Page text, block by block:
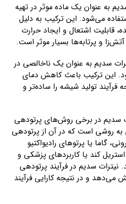
به عنوان یک ماده موثر در تهیه
می‌شود. این ترکیب به دلیل
قابلیت اشتعال و ایجاد حرارت
آتش‌زا و پرتابه‌ها بسیار موثر است.
سدیم به عنوان یک ناخالصی در
این ترکیب باعث کاهش دمای
تولید شیشه را ساده‌تر و
سدیم در برخی روش‌های پرتودهی
روشی است که در آن از پرتودهی
گاما یا پرتوهای رادیواکتیو
کند یا کاربردهای پزشکی و
سدیم در فرآیند پرتودهی
می‌دهد و در نتیجه کارایی فرآیند